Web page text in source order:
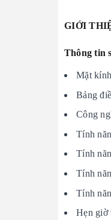
GIỚI
Thông tin
Mặt
Bảng
Công
Tính
Tính
Tính
Tính
Hẹn giờ